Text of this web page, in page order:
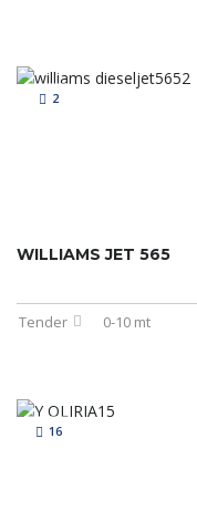
2
WILLIAMS JET 565
Tender 0-10 mt
16